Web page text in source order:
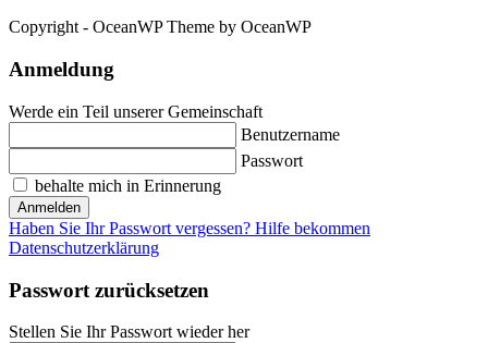
Copyright - OceanWP Theme by OceanWP
Anmeldung
Werde ein Teil unserer Gemeinschaft
Benutzername
Passwort
behalte mich in Erinnerung
Anmelden
Haben Sie Ihr Passwort vergessen? Hilfe bekommen
Datenschutzerklärung
Passwort zurücksetzen
Stellen Sie Ihr Passwort wieder her